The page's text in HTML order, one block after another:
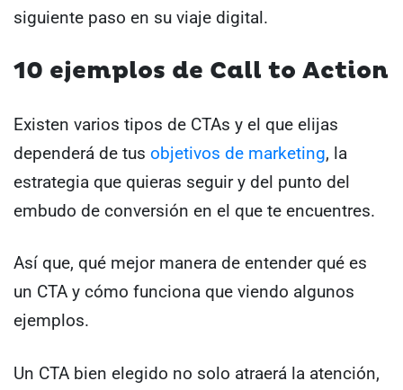
siguiente paso en su viaje digital.
10 ejemplos de Call to Action
Existen varios tipos de CTAs y el que elijas
dependerá de tus objetivos de marketing, la
estrategia que quieras seguir y del punto del
embudo de conversión en el que te encuentres.
Así que, qué mejor manera de entender qué es
un CTA y cómo funciona que viendo algunos
ejemplos.
Un CTA bien elegido no solo atraerá la atención,